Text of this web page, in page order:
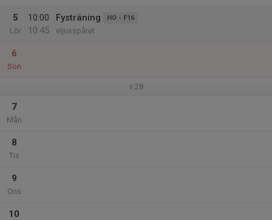
5
Lör
10:00
10:45
Fysträning HO - F16
eljusspåret
6
Sön
v.28
7
Mån
8
Tis
9
Ons
10